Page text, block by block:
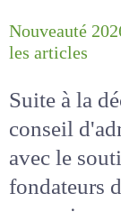
Nouveauté
Suite à la
conseil
avec le